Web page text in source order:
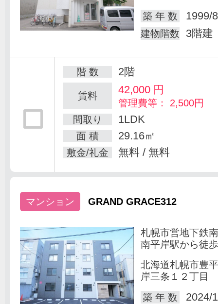
築 年 数
1999/
建物階数 3階建
階 数 2階
賃料 42,000円
管理費等： 2,500円
間取り
1LDK
面 積 29.16㎡
敷金/礼金 無料 / 無料
マンション GRAND GRACE312
札幌市営地下鉄
南平岸駅から徒
北海道札幌市豊
岸三条１２丁目
築 年 数
2024/